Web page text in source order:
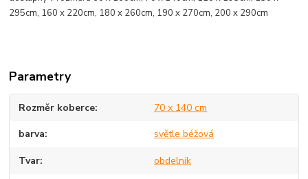
295cm, 160 x 220cm, 180 x 260cm, 190 x 270cm, 200 x 290cm
Parametry
Rozměr koberce 70 x 140 cm
barva světle béžová
Tvar obdelnik